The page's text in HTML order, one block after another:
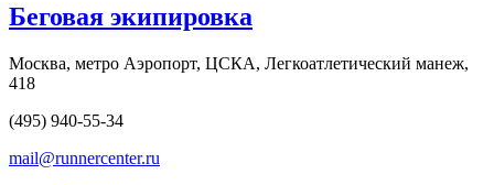
Беговая экипировка
Москва, метро Аэропорт, ЦСКА, Легкоатлетический манеж,
418
(495) 940-55-34
mail@runnercenter.ru